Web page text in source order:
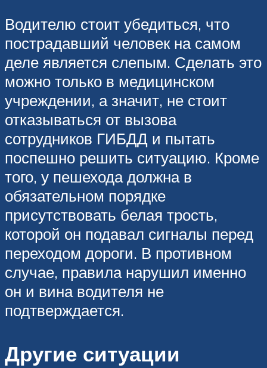
Водителю стоит убедиться, что
пострадавший человек на самом
деле является слепым. Сделать это
можно только в медицинском
учреждении, а значит, не стоит
отказываться от вызова
сотрудников ГИБДД и пытать
поспешно решить ситуацию. Кроме
того, у пешехода должна в
обязательном порядке
присутствовать белая трость,
которой он подавал сигналы перед
переходом дороги. В противном
случае, правила нарушил именно
он и вина водителя не
подтверждается.
Другие ситуации